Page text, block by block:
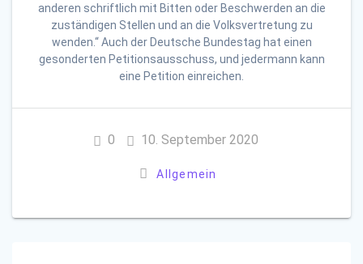
anderen schriftlich mit Bitten oder Beschwerden an die
zuständigen Stellen und an die Volksvertretung zu
wenden.“ Auch der Deutsche Bundestag hat einen
gesonderten Petitionsausschuss, und jedermann kann
eine Petition einreichen.
0 10. September 2020
Allgemein